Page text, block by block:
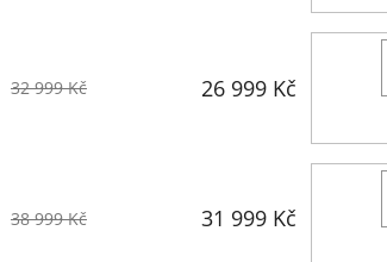
32 999 Kč 26 999 Kč
38 999 Kč 31 999 Kč